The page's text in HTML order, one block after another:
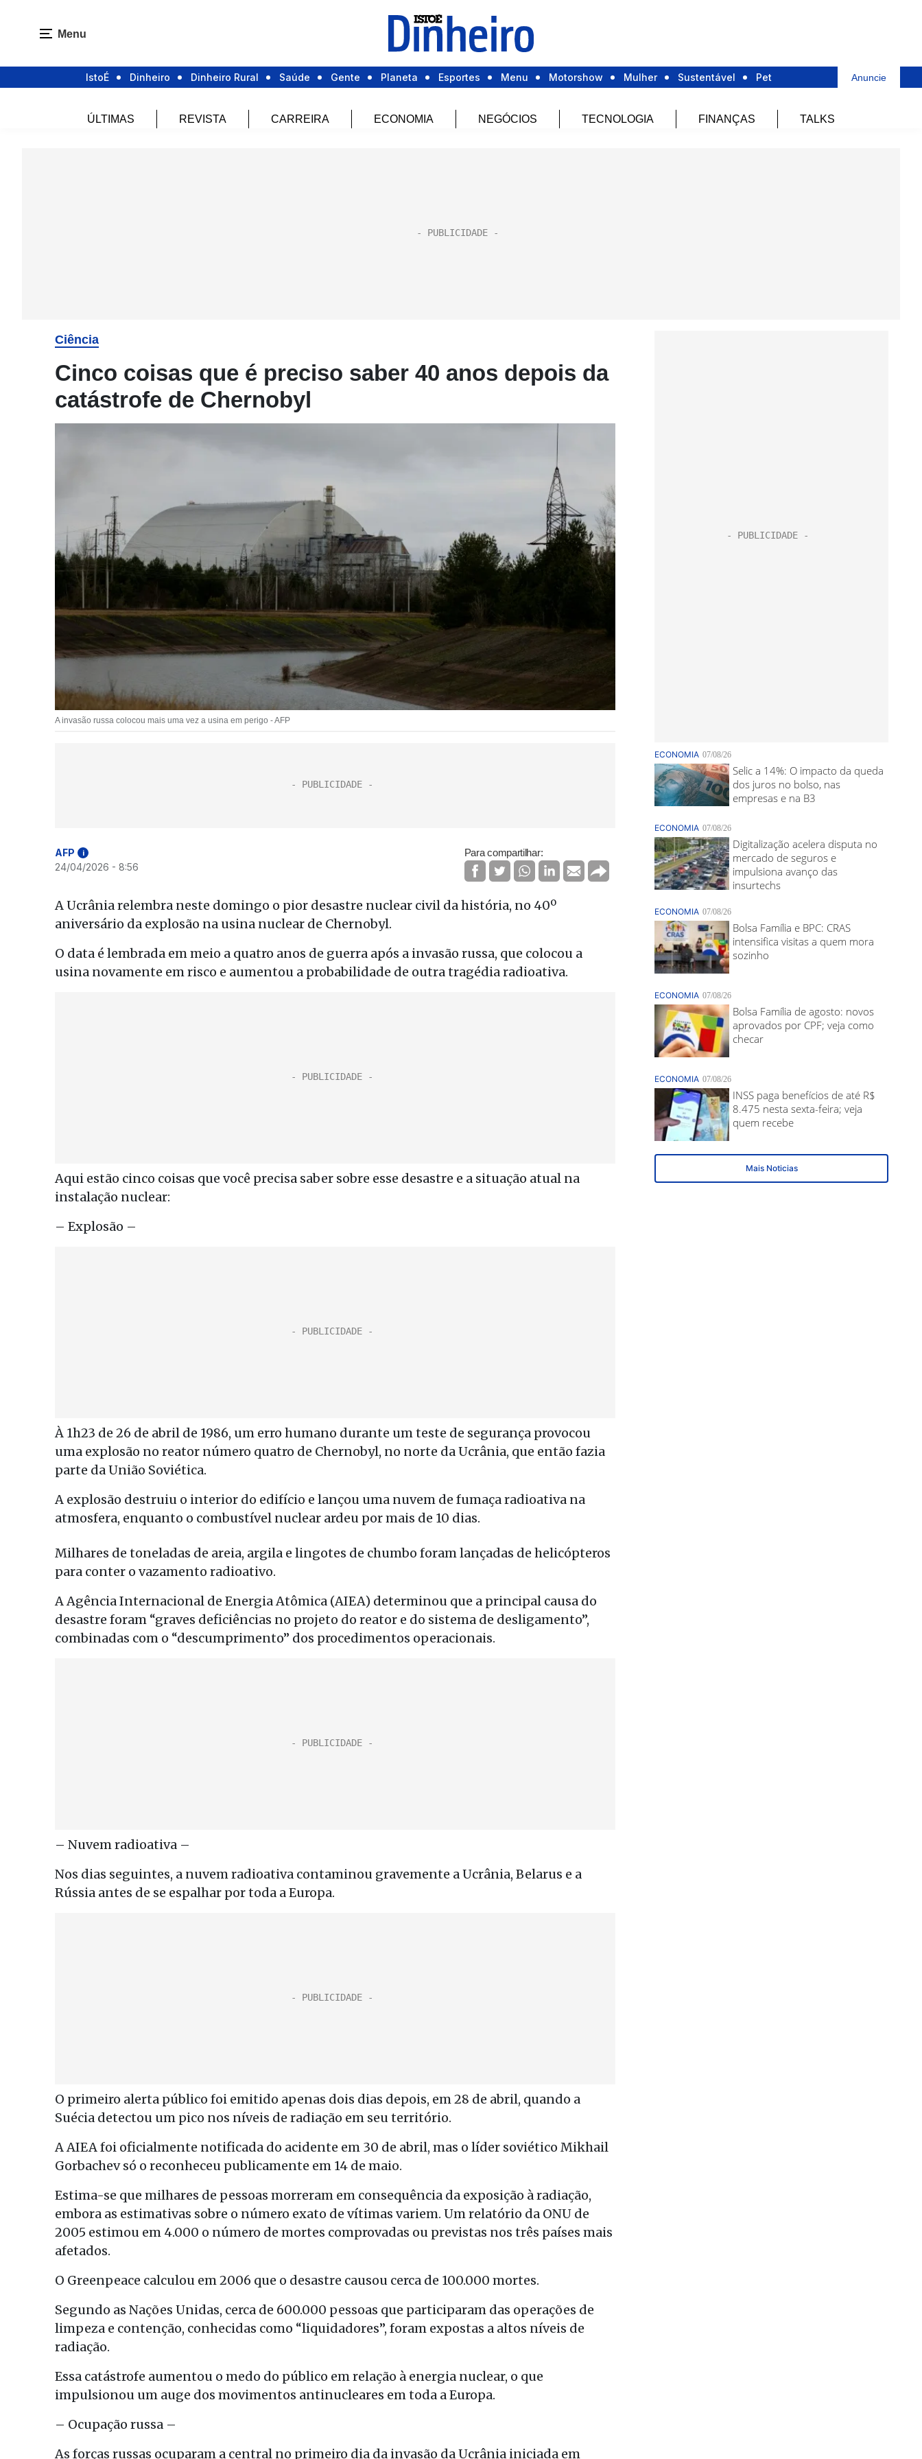
Menu
IstoÉ Dinheiro Dinheiro Rural Saúde Gente Planeta Esportes Menu Motorshow Mulher Sustentável Pet Anuncie
ÚLTIMAS REVISTA CARREIRA ECONOMIA NEGÓCIOS TECNOLOGIA FINANÇAS TALKS
Ciência
Cinco coisas que é preciso saber 40 anos depois da
catástrofe de Chernobyl
A invasão russa colocou mais uma vez a usina em perigo - AFP
AFP i
24/04/2026 - 8:56
Para compartilhar:
A Ucrânia relembra neste domingo o pior desastre nuclear civil da história, no 40º
aniversário da explosão na usina nuclear de Chernobyl.
O data é lembrada em meio a quatro anos de guerra após a invasão russa, que colocou a
usina novamente em risco e aumentou a probabilidade de outra tragédia radioativa.
Aqui estão cinco coisas que você precisa saber sobre esse desastre e a situação atual na
instalação nuclear:
– Explosão –
À 1h23 de 26 de abril de 1986, um erro humano durante um teste de segurança provocou
uma explosão no reator número quatro de Chernobyl, no norte da Ucrânia, que então fazia
parte da União Soviética.
A explosão destruiu o interior do edifício e lançou uma nuvem de fumaça radioativa na
atmosfera, enquanto o combustível nuclear ardeu por mais de 10 dias.
Milhares de toneladas de areia, argila e lingotes de chumbo foram lançadas de helicópteros
para conter o vazamento radioativo.
A Agência Internacional de Energia Atômica (AIEA) determinou que a principal causa do
desastre foram “graves deficiências no projeto do reator e do sistema de desligamento”,
combinadas com o “descumprimento” dos procedimentos operacionais.
– Nuvem radioativa –
Nos dias seguintes, a nuvem radioativa contaminou gravemente a Ucrânia, Belarus e a
Rússia antes de se espalhar por toda a Europa.
O primeiro alerta público foi emitido apenas dois dias depois, em 28 de abril, quando a
Suécia detectou um pico nos níveis de radiação em seu território.
A AIEA foi oficialmente notificada do acidente em 30 de abril, mas o líder soviético Mikhail
Gorbachev só o reconheceu publicamente em 14 de maio.
Estima-se que milhares de pessoas morreram em consequência da exposição à radiação,
embora as estimativas sobre o número exato de vítimas variem. Um relatório da ONU de
2005 estimou em 4.000 o número de mortes comprovadas ou previstas nos três países mais
afetados.
O Greenpeace calculou em 2006 que o desastre causou cerca de 100.000 mortes.
Segundo as Nações Unidas, cerca de 600.000 pessoas que participaram das operações de
limpeza e contenção, conhecidas como “liquidadores”, foram expostas a altos níveis de
radiação.
Essa catástrofe aumentou o medo do público em relação à energia nuclear, o que
impulsionou um auge dos movimentos antinucleares em toda a Europa.
– Ocupação russa –
As forças russas ocuparam a central no primeiro dia da invasão da Ucrânia iniciada em